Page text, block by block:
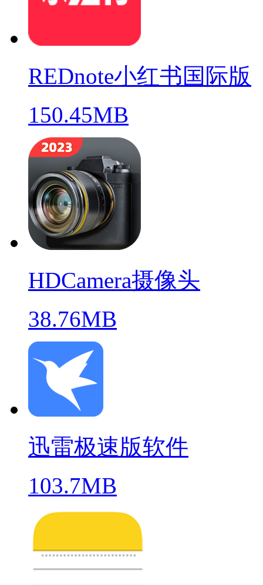
REDnote小红书国际版
150.45MB
HDCamera摄像头
38.76MB
迅雷极速版软件
103.7MB